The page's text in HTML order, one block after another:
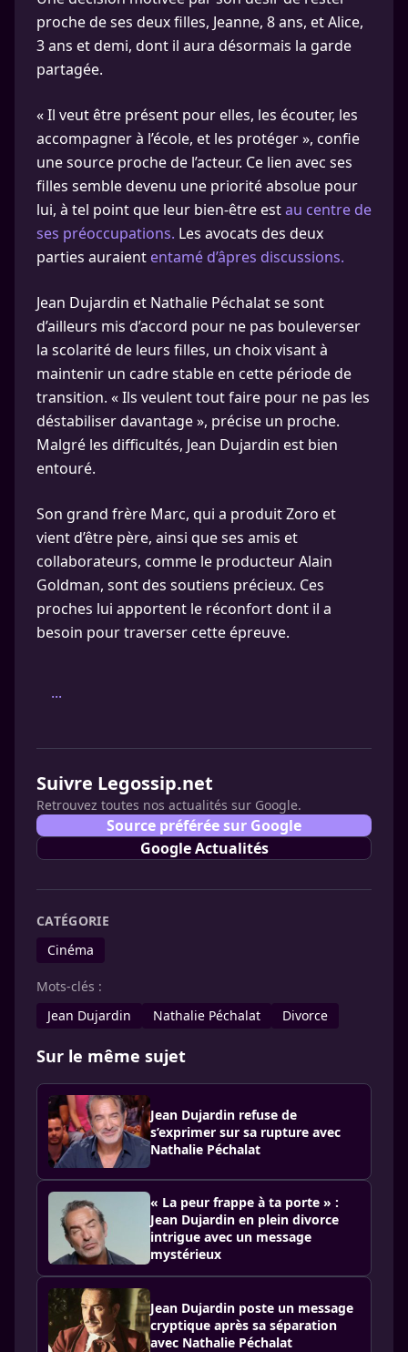
proche de ses deux filles, Jeanne, 8 ans, et Alice,
3 ans et demi, dont il aura désormais la garde
partagée.
« Il veut être présent pour elles, les écouter, les
accompagner à l’école, et les protéger », confie
une source proche de l’acteur. Ce lien avec ses
filles semble devenu une priorité absolue pour
lui, à tel point que leur bien-être estau centre de
ses préoccupations. Les avocats des deux
parties auraient entamé d’âpres discussions.
Jean Dujardin et Nathalie Péchalat se sont
d’ailleurs mis d’accord pour ne pas bouleverser
la scolarité de leurs filles, un choix visant à
maintenir un cadre stable en cette période de
transition. « Ils veulent tout faire pour ne pas les
déstabiliser davantage », précise un proche.
Malgré les difficultés, Jean Dujardin est bien
entouré.
Son grand frère Marc, qui a produit Zoro et
vient d’être père, ainsi que ses amis et
collaborateurs, comme le producteur Alain
Goldman, sont des soutiens précieux. Ces
proches lui apportent le réconfort dont il a
besoin pour traverser cette épreuve.
...
Suivre Legossip.net
Retrouvez toutes nos actualités sur Google.
Source préférée sur Google
Google Actualités
CATÉGORIE
Cinéma
Mots-clés :
Jean Dujardin
Nathalie Péchalat Divorce
Sur le même sujet
Jean Dujardin refuse de
s’exprimer sur sa rupture avec
Nathalie Péchalat
« La peur frappe à ta porte » :
Jean Dujardin en plein divorce
intrigue avec un message
mystérieux
Jean Dujardin poste un message
cryptique après sa séparation
avec Nathalie Péchalat